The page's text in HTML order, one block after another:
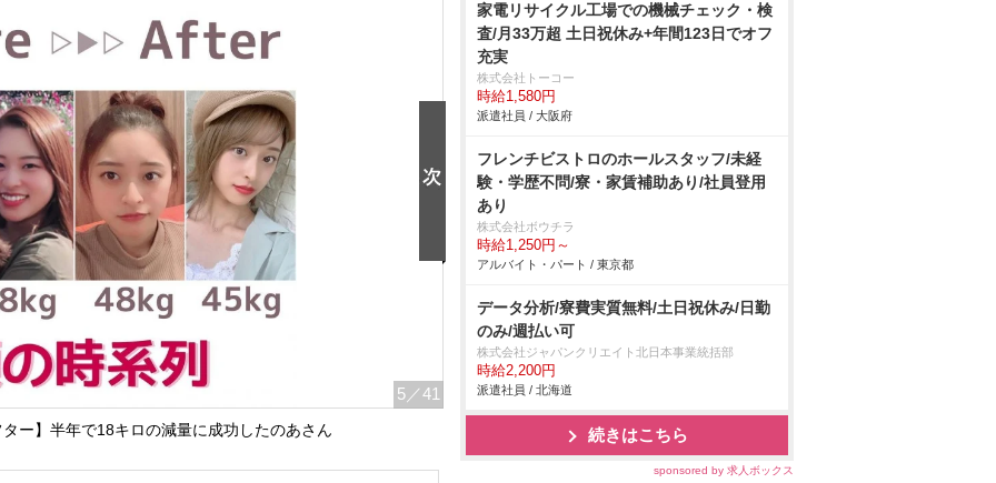
5 ／41
ー】半年で18キロの減量に成功したのあさん
家電リサイクル工場での機械チェック・検
査/月33万超 土日祝休み+年間123日でオフ
充実
株式会社トーコー
時給1,580円
派遣社員 / 大阪府
フレンチビストロのホールスタッフ/未経
験・学歴不問/寮・家賃補助あり/社員登用
あり
株式会社ボウチラ
時給1,250円～
アルバイト・パート / 東京都
データ分析/寮費実質無料/土日祝休み/日勤
のみ/週払い可
株式会社ジャパンクリエイト北日本事業統括部
時給2,200円
派遣社員 / 北海道
続きはこちら
sponsored by 求人ボックス